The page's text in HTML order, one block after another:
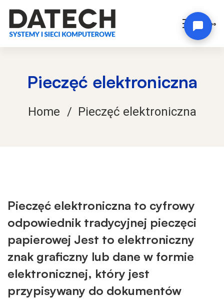
Pieczęć elektroniczna
Home Pieczęć elektroniczna
Pieczęć
elektroniczna
Pieczęć elektroniczna to cyfrowy
odpowiednik tradycyjnej pieczęci
papierowej Jest to elektroniczny
znak graficzny lub dane w formie
elektronicznej, który jest
przypisywany do dokumentów